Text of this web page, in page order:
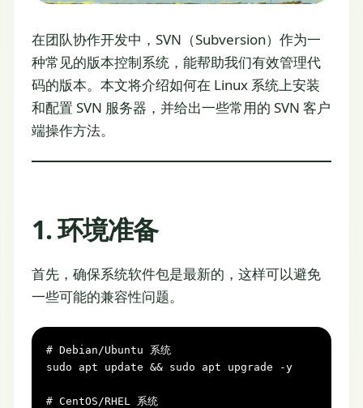
在团队协作开发中，SVN（Subversion）作为一
种常见的版本控制系统，能帮助我们有效管理代
码的版本。本文将介绍如何在 Linux 系统上安装
和配置 SVN 服务器，并给出一些常用的 SVN 客户
端操作方法。
1. 环境准备
首先，确保系统软件包是最新的，这样可以避免
一些可能的兼容性问题。
# Debian/Ubuntu 系统
sudo apt update && sudo apt upgrade -y
# CentOS/RHEL 系统